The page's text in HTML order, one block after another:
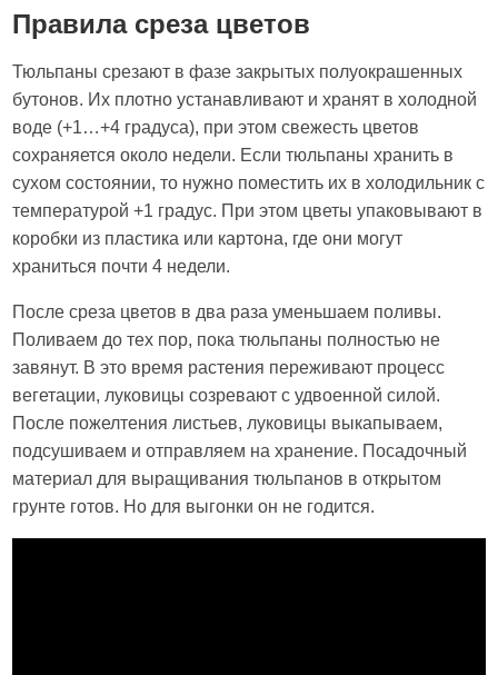
Правила среза цветов
Тюльпаны срезают в фазе закрытых полуокрашенных
бутонов. Их плотно устанавливают и хранят в холодной
воде (+1…+4 градуса), при этом свежесть цветов
сохраняется около недели. Если тюльпаны хранить в
сухом состоянии, то нужно поместить их в холодильник с
температурой +1 градус. При этом цветы упаковывают в
коробки из пластика или картона, где они могут
храниться почти 4 недели.
После среза цветов в два раза уменьшаем поливы.
Поливаем до тех пор, пока тюльпаны полностью не
завянут. В это время растения переживают процесс
вегетации, луковицы созревают с удвоенной силой.
После пожелтения листьев, луковицы выкапываем,
подсушиваем и отправляем на хранение. Посадочный
материал для выращивания тюльпанов в открытом
грунте готов. Но для выгонки он не годится.